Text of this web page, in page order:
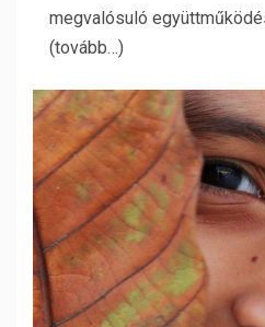
megvalósuló
(tovább…)